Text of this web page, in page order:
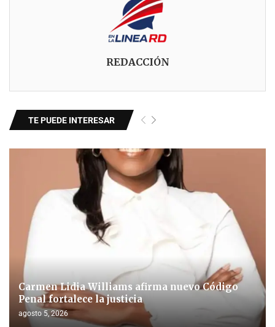
REDACCIÓN
TE PUEDE INTERESAR
Carmen Lidia Williams afirma nuevo Código
Penal fortalece la justicia
agosto 5, 2026